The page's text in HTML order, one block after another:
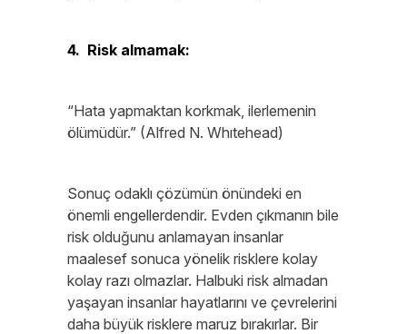
4. Risk almamak:
“Hata yapmaktan korkmak, ilerlemenin
ölümüdür.” (Alfred N. Whıtehead)
Sonuç odaklı çözümün önündeki en
önemli engellerdendir. Evden çıkmanın bile
risk olduğunu anlamayan insanlar
maalesef sonuca yönelik risklere kolay
kolay razı olmazlar. Halbuki risk almadan
yaşayan insanlar hayatlarını ve çevrelerini
daha büyük risklere maruz bırakırlar. Bir